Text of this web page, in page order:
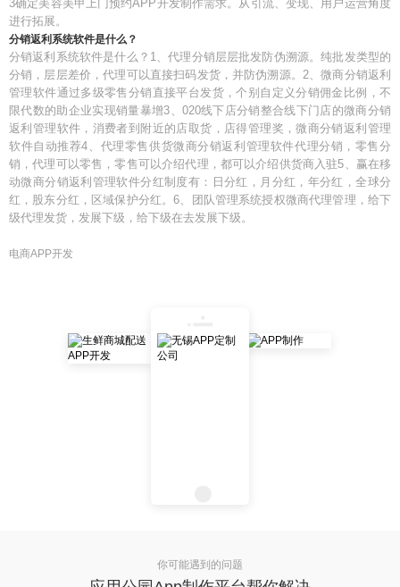
3确定美容美甲上门预约APP开发制作需求。从引流、变现、用户运营角度
进行拓展。
分销返利系统软件是什么？
分销返利系统软件是什么？1、代理分销层层批发防伪溯源。纯批发类型的
分销，层层差价，代理可以直接扫码发货，并防伪溯源。2、微商分销返利
管理软件通过多级零售分销直接平台发货，个别自定义分销佣金比例，不
限代数的助企业实现销量暴增3、020线下店分销整合线下门店的微商分销
返利管理软件，消费者到附近的店取货，店得管理奖，微商分销返利管理
软件自动推荐4、代理零售供货微商分销返利管理软件代理分销，零售分
销，代理可以零售，零售可以介绍代理，都可以介绍供货商入驻5、赢在移
动微商分销返利管理软件分红制度有：日分红，月分红，年分红，全球分
红，股东分红，区域保护分红。6、团队管理系统授权微商代理管理，给下
级代理发货，发展下级，给下级在去发展下级。
电商APP开发
你可能遇到的问题